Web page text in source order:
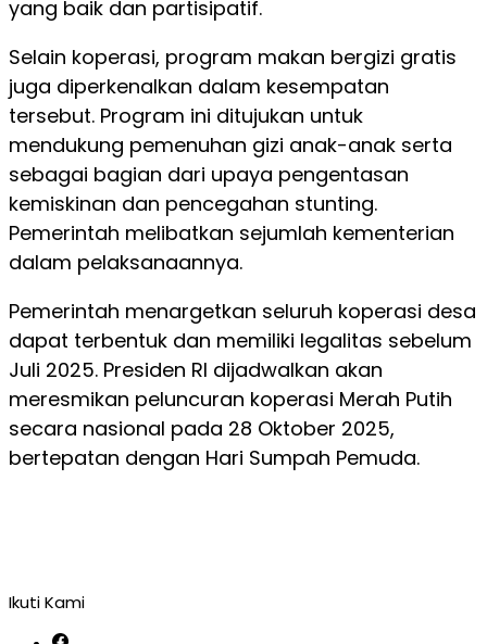
yang baik dan partisipatif.
Selain koperasi, program makan bergizi gratis
juga diperkenalkan dalam kesempatan
tersebut. Program ini ditujukan untuk
mendukung pemenuhan gizi anak-anak serta
sebagai bagian dari upaya pengentasan
kemiskinan dan pencegahan stunting.
Pemerintah melibatkan sejumlah kementerian
dalam pelaksanaannya.
Pemerintah menargetkan seluruh koperasi desa
dapat terbentuk dan memiliki legalitas sebelum
Juli 2025. Presiden RI dijadwalkan akan
meresmikan peluncuran koperasi Merah Putih
secara nasional pada 28 Oktober 2025,
bertepatan dengan Hari Sumpah Pemuda.
Ikuti Kami